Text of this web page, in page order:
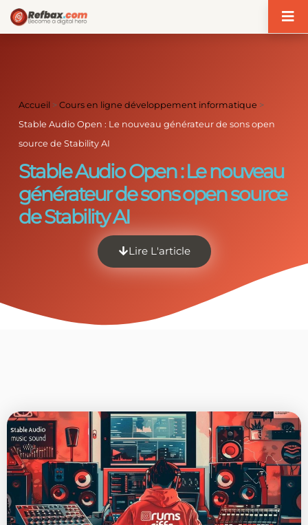
Accueil >Cours en ligne développement informatique >
Stable Audio Open : Le nouveau générateur de sons open
source de Stability AI
Stable Audio Open : Le nouveau
générateur de sons open source
de Stability AI
Lire L'article
Panneau de gestion des cookies